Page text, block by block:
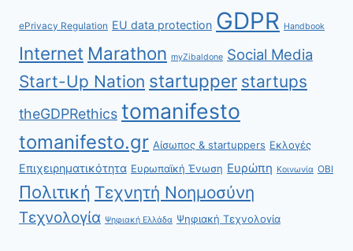
ePrivacy Regulation EU data protection GDPR Handbook
Internet Marathon myZibaldone Social Media
Start-Up Nation startupper startups
theGDPRethics tomanifesto
tomanifesto.gr Αίσωπος & startuppers Εκλογές
Επιχειρηματικότητα Ευρωπαϊκή Ένωση Ευρώπη Κοινωνία ΟΒΙ
Πολιτική Τεχνητή Νοημοσύνη
Τεχνολογία Ψηφιακή Ελλάδα Ψηφιακή Τεχνολογία